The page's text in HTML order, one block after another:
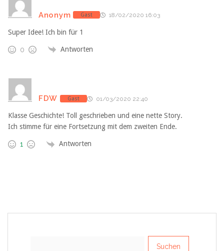
Anonym Gast 18/02/2020 16:03
Super Idee! Ich bin für 1
0 Antworten
FDW Gast 01/03/2020 22:40
Klasse Geschichte! Toll geschrieben und eine nette Story.
Ich stimme für eine Fortsetzung mit dem zweiten Ende.
1 Antworten